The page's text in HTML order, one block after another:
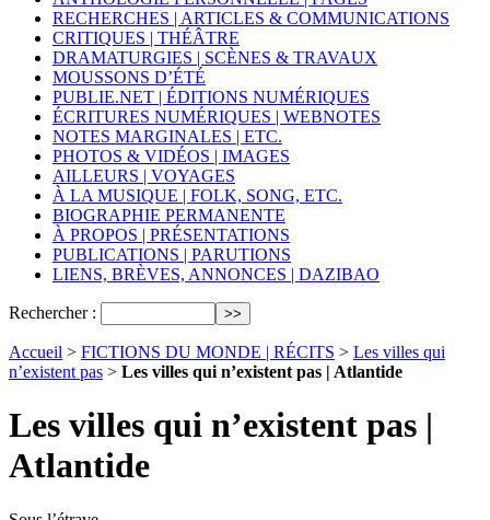
RECHERCHES | ARTICLES & COMMUNICATIONS
CRITIQUES | THÉÂTRE
DRAMATURGIES | SCÈNES & TRAVAUX
MOUSSONS D’ÉTÉ
PUBLIE.NET | ÉDITIONS NUMÉRIQUES
ÉCRITURES NUMÉRIQUES | WEBNOTES
NOTES MARGINALES | ETC.
PHOTOS & VIDÉOS | IMAGES
AILLEURS | VOYAGES
À LA MUSIQUE | FOLK, SONG, ETC.
BIOGRAPHIE PERMANENTE
À PROPOS | PRÉSENTATIONS
PUBLICATIONS | PARUTIONS
LIENS, BRÈVES, ANNONCES | DAZIBAO
Rechercher :
Accueil > FICTIONS DU MONDE | RÉCITS > Les villes qui
n’existent pas > Les villes qui n’existent pas | Atlantide
Les villes qui n’existent pas |
Atlantide